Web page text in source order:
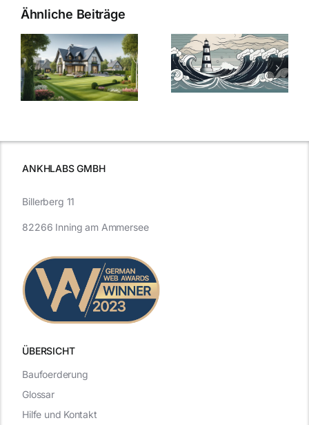
Ähnliche Beiträge
Bauzinsen im
Sturm: Die
aktuelle
Entwicklung
Die Evolution
der
Bauzinsen: Ein
Blick in die
ANKHLABS GMBH
ÜBERSICHT
Billerberg 11
82266 Inning am Ammersee
Baufoerderung
Glossar
Hilfe und Kontakt